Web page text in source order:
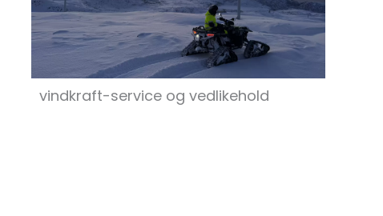
vindkraft-service og vedlikehold